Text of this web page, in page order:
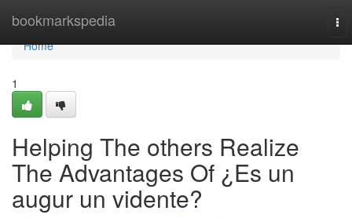
bookmarkspedia
Home
Home
1
Helping The others Realize
The Advantages Of ¿Es un
augur un vidente?